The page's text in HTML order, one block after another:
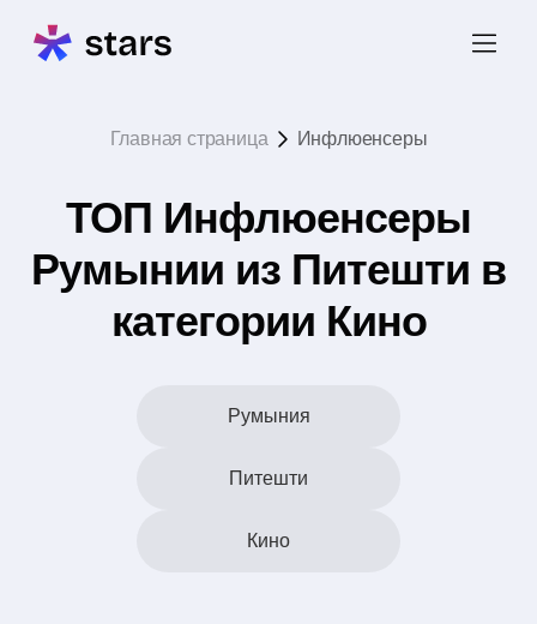
Главная страница Инфлюенсеры
ТОП Инфлюенсеры
Румынии из Питешти в
категории Кино
Румыния
Питешти
Кино